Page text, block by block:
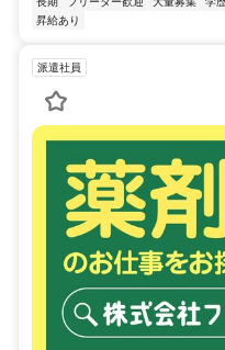
昇給あり
派遣社員